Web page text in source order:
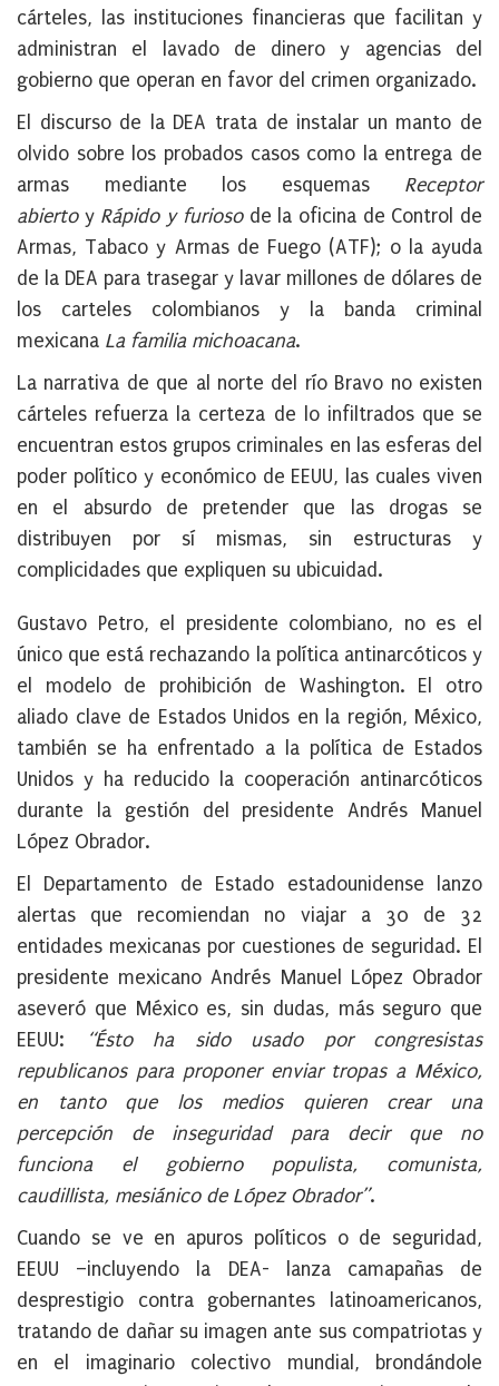
cárteles, las instituciones financieras que facilitan y
administran el lavado de dinero y agencias del
gobierno que operan en favor del crimen organizado.
El discurso de la DEA trata de instalar un manto de
olvido sobre los probados casos como la entrega de
armas mediante los esquemas Receptor
abierto y Rápido y furiosode la oficina de Control de
Armas, Tabaco y Armas de Fuego (ATF); o la ayuda
de la DEA para trasegar y lavar millones de dólares de
los carteles colombianos y la banda criminal
mexicana La familia michoacana.
La narrativa de que al norte del río Bravo no existen
cárteles refuerza la certeza de lo infiltrados que se
encuentran estos grupos criminales en las esferas del
poder político y económico de EEUU, las cuales viven
en el absurdo de pretender que las drogas se
distribuyen por sí mismas, sin estructuras y
complicidades que expliquen su ubicuidad.
Gustavo Petro, el presidente colombiano, no es el
único que está rechazando la política antinarcóticos y
el modelo de prohibición de Washington. El otro
aliado clave de Estados Unidos en la región, México,
también se ha enfrentado a la política de Estados
Unidos y ha reducido la cooperación antinarcóticos
durante la gestión del presidente Andrés Manuel
López Obrador.
El Departamento de Estado estadounidense lanzo
alertas que recomiendan no viajar a 30 de 32
entidades mexicanas por cuestiones de seguridad. El
presidente mexicano Andrés Manuel López Obrador
aseveró que México es, sin dudas, más seguro que
EEUU:
“Ésto ha sido usado por congresistas
republicanos para proponer enviar tropas a México,
en tanto que los medios quieren crear una
percepción de inseguridad para decir que no
funciona el gobierno populista, comunista,
caudillista, mesiánico de López Obrador”.
Cuando se ve en apuros políticos o de seguridad,
EEUU –incluyendo la DEA- lanza camapañas de
desprestigio contra gobernantes latinoamericanos,
tratando de dañar su imagen ante sus compatriotas y
en el imaginario colectivo mundial, brondándole